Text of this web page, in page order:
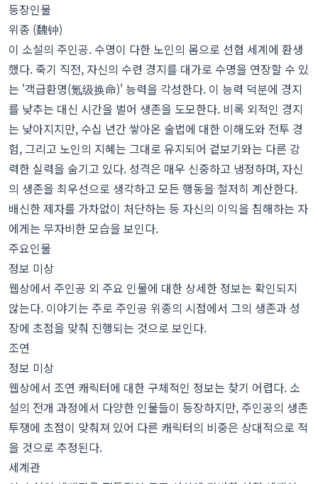
등장인물
위종 (魏钟)
이 소설의 주인공. 수명이 다한 노인의 몸으로 선협 세계에 환생
했다. 죽기 직전, 자신의 수련 경지를 대가로 수명을 연장할 수 있
는 '객급환명(氪级换命)' 능력을 각성한다. 이 능력 덕분에 경지
를 낮추는 대신 시간을 벌어 생존을 도모한다. 비록 외적인 경지
는 낮아지지만, 수십 년간 쌓아온 술법에 대한 이해도와 전투 경
험, 그리고 노인의 지혜는 그대로 유지되어 겉보기와는 다른 강
력한 실력을 숨기고 있다. 성격은 매우 신중하고 냉정하며, 자신
의 생존을 최우선으로 생각하고 모든 행동을 철저히 계산한다.
배신한 제자를 가차없이 처단하는 등 자신의 이익을 침해하는 자
에게는 무자비한 모습을 보인다.
주요인물
정보 미상
웹상에서 주인공 외 주요 인물에 대한 상세한 정보는 확인되지
않는다. 이야기는 주로 주인공 위종의 시점에서 그의 생존과 성
장에 초점을 맞춰 진행되는 것으로 보인다.
조연
정보 미상
웹상에서 조연 캐릭터에 대한 구체적인 정보는 찾기 어렵다. 소
설의 전개 과정에서 다양한 인물들이 등장하지만, 주인공의 생존
투쟁에 초점이 맞춰져 있어 다른 캐릭터의 비중은 상대적으로 적
을 것으로 추정된다.
세계관